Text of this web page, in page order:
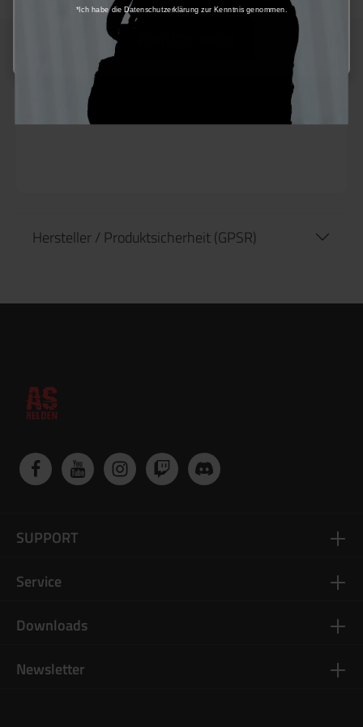
Beschreibung
Hersteller / Produktsicherheit (GPSR)
Newsletter
SUPPORT
Service
Downloads
*Ich habe die Datenschutzerklärung zur Kenntnis genommen.